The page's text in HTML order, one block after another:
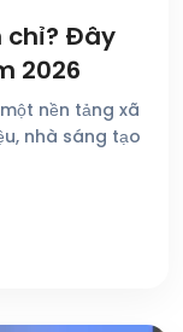
chỉ? Đây
2026
nền tảng xã
nhà sáng tạo